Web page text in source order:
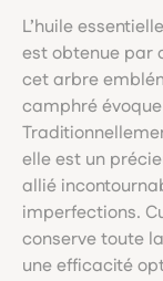
L’huile
est obtenue par
cet arbre
camphré
elle est un
allié
imperfections.
conserve toute
une efficacité